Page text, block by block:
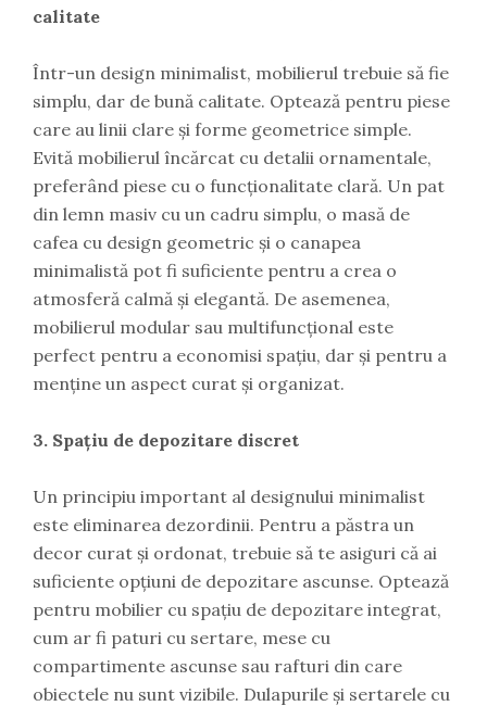
calitate
Într-un design minimalist, mobilierul trebuie să fie
simplu, dar de bună calitate. Optează pentru piese
care au linii clare și forme geometrice simple.
Evită mobilierul încărcat cu detalii ornamentale,
preferând piese cu o funcționalitate clară. Un pat
din lemn masiv cu un cadru simplu, o masă de
cafea cu design geometric și o canapea
minimalistă pot fi suficiente pentru a crea o
atmosferă calmă și elegantă. De asemenea,
mobilierul modular sau multifuncțional este
perfect pentru a economisi spațiu, dar și pentru a
menține un aspect curat și organizat.
3. Spațiu de depozitare discret
Un principiu important al designului minimalist
este eliminarea dezordinii. Pentru a păstra un
decor curat și ordonat, trebuie să te asiguri că ai
suficiente opțiuni de depozitare ascunse. Optează
pentru mobilier cu spațiu de depozitare integrat,
cum ar fi paturi cu sertare, mese cu
compartimente ascunse sau rafturi din care
obiectele nu sunt vizibile. Dulapurile și sertarele cu